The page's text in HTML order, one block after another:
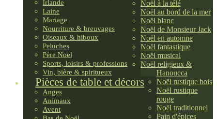
Irlande
Laine
Mariage
Nourriture & breuvages
Oiseaux & hiboux
Peluches
Père Noël
Sports, loisirs & professions
Vin, bière & spiritueux
Pièces de table et décors
Anges
Animaux
Avent
Noël à la télé
Noël au bord de la mer
Noël blanc
Noël de Monsieur Jack
Noël en automne
Noël fantastique
Noël musical
Noël religieux &
Hanoucca
Noël rustique bois
Noël rustique
rouge
Noël traditionnel
Pain d'épices